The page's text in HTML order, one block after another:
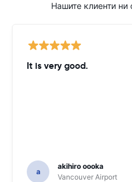
Нашите клиенти ни
It is very good.
a
akihiro oooka
Vancouver Airport